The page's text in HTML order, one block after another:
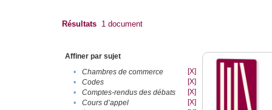
Résultats 1 document
Affiner par sujet
•
Chambres de commerce
[X]
•
Codes
[X]
•
Comptes-rendus des débats
[X]
•
Cours d’appel
[X]